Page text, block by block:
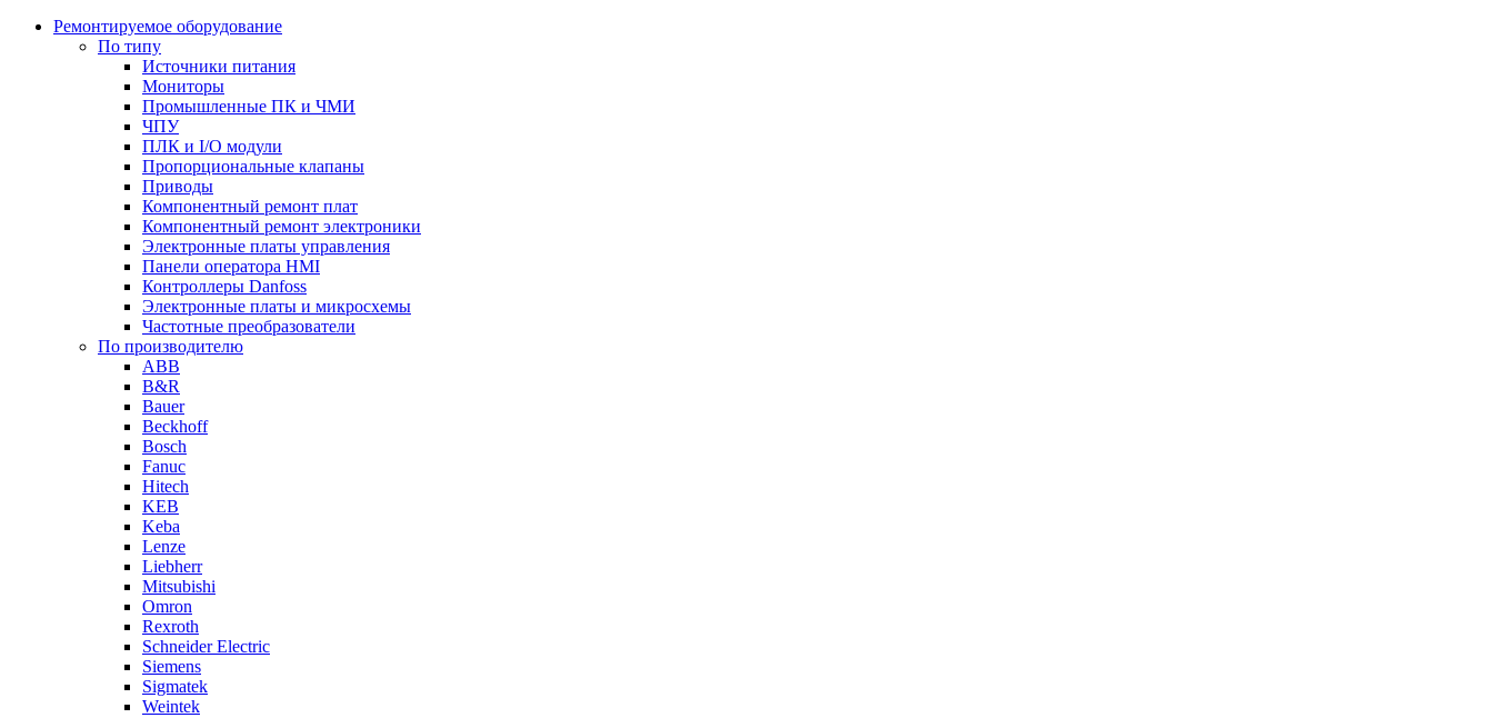
Ремонтируемое оборудование
По типу
Источники питания
Мониторы
Промышленные ПК и ЧМИ
ЧПУ
ПЛК и I/O модули
Пропорциональные клапаны
Приводы
Компонентный ремонт плат
Компонентный ремонт электроники
Электронные платы управления
Панели оператора HMI
Контроллеры Danfoss
Электронные платы и микросхемы
Частотные преобразователи
По производителю
ABB
B&R
Bauer
Beckhoff
Bosch
Fanuc
Hitech
KEB
Keba
Lenze
Liebherr
Mitsubishi
Omron
Rexroth
Schneider Electric
Siemens
Sigmatek
Weintek